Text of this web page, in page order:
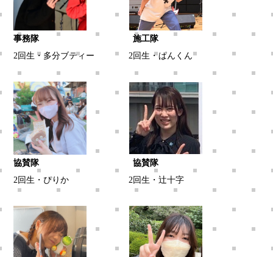
事務隊 施工隊
2回生・多分ブティー
2回生・ぱんくん
協賛隊 協賛隊
2回生・ぴりか
2回生・辻十字